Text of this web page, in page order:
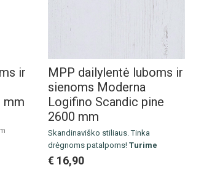
ir
mm
MPP dailylentė luboms ir
sienoms Moderna
Logifino Scandic pine
2600 mm
Skandinaviško stiliaus. Tinka
drėgnoms patalpoms! Turime
sandėlyje.
Išmatavimai: 2600 x 190 x 10 mm
€ 16,90